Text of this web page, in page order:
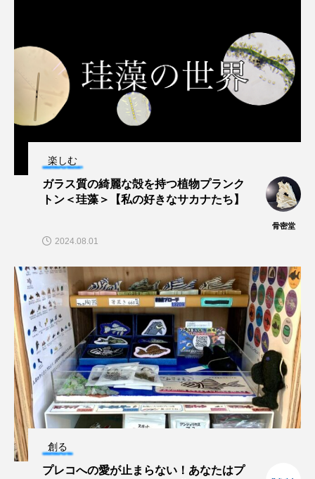
ヤミヨキセワタ
ユウゼン ユウレイクラゲ ユカタハタ
ユメタチモドキ ヨウラククラゲ ヨコエビ
リュウセイクラゲ
ロックシュリンプ ワカサギ ワカメ
ワタカ ワニ
下田海中水族館 世界遺産 両生類
交雑 企画 伝承 伝統料理
保全 健康 八景島シーパラダイス
共生 分析 分類 刺胞動物
剥製 動物園 化石 北の大地の水族館
名古屋港水族館 哺乳類 商品
楽しむ
ガラス質の綺麗な殻を持つ植物プランク
トン＜珪藻＞【私の好きなサカナたち】
骨密堂
2024.08.01
創る
プレコへの愛が止まらない！あなたはプ